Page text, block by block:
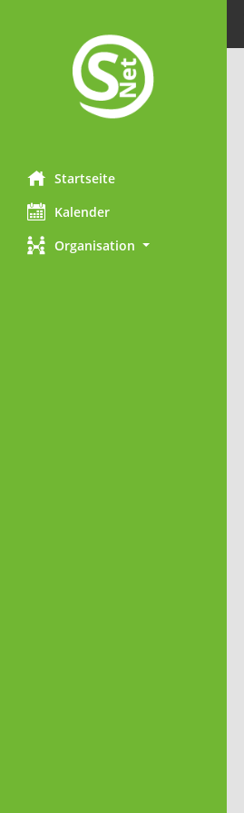
Startseite
Kalender
Organisation